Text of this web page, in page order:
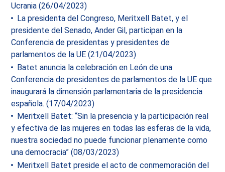
Ucrania (26/04/2023)
La presidenta del Congreso, Meritxell Batet, y el
presidente del Senado, Ander Gil, participan en la
Conferencia de presidentas y presidentes de
parlamentos de la UE (21/04/2023)
Batet anuncia la celebración en León de una
Conferencia de presidentes de parlamentos de la UE que
inaugurará la dimensión parlamentaria de la presidencia
española. (17/04/2023)
Meritxell Batet: “Sin la presencia y la participación real
y efectiva de las mujeres en todas las esferas de la vida,
nuestra sociedad no puede funcionar plenamente como
una democracia” (08/03/2023)
Meritxell Batet preside el acto de conmemoración del